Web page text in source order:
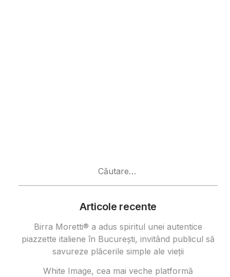
Articole recente
Birra Moretti® a adus spiritul unei autentice
piazzette italiene în București, invitând publicul să
savureze plăcerile simple ale vieții
White Image, cea mai veche platformă